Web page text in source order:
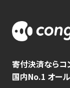
寄付決済ならコ
国内No.1 オー